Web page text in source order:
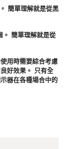
簡單理解就是從黑
。 簡單理解就是從
用時需要綜合考慮
好效果。 只有全
器在各種場合中的